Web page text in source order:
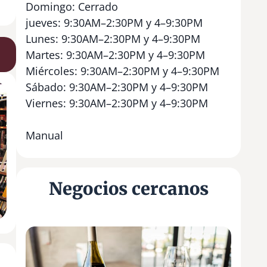
Domingo: Cerrado
jueves: 9:30AM–2:30PM y 4–9:30PM
Lunes: 9:30AM–2:30PM y 4–9:30PM
Martes: 9:30AM–2:30PM y 4–9:30PM
Miércoles: 9:30AM–2:30PM y 4–9:30PM
Sábado: 9:30AM–2:30PM y 4–9:30PM
Viernes: 9:30AM–2:30PM y 4–9:30PM
Manual
Negocios cercanos
I
b
i